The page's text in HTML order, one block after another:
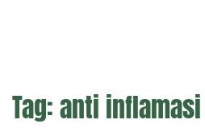
Tag:anti